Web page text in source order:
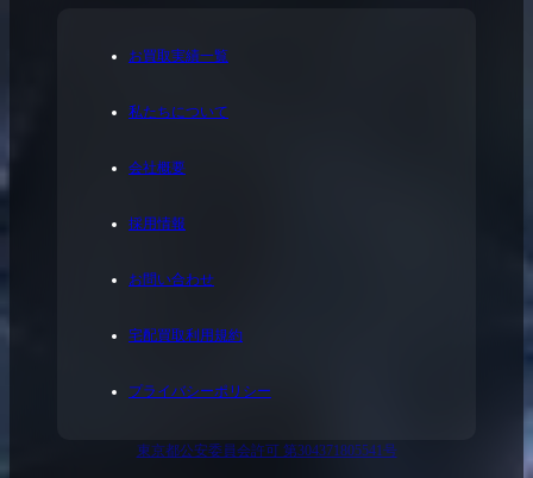
お買取実績一覧
私たちについて
会社概要
採用情報
お問い合わせ
宅配買取利用規約
プライバシーポリシー
東京都公安委員会許可 第304371805541号